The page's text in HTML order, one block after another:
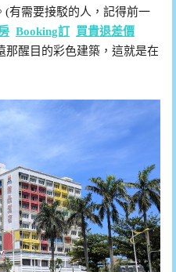
(有需要接駁的人，記得前一
Booking訂 買貴退差價
那醒目的彩色建築，這就是在